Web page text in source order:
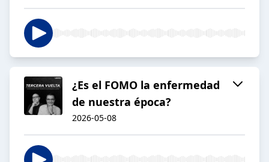
¿Es el FOMO la enfermedad
de nuestra época?
2026-05-08